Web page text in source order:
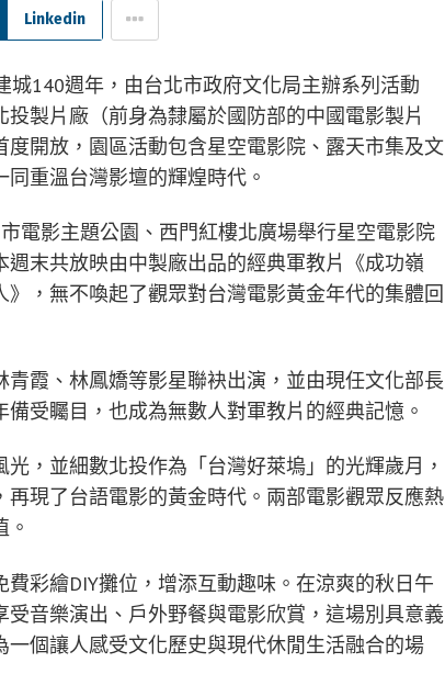
Linkedin
140週年，由台北市政府文化局主辦系列活動
製片廠（前身為隸屬於國防部的中國電影製片
開放，園區活動包含星空電影院、露天市集及文
重溫台灣影壇的輝煌時代。
電影主題公園、西門紅樓北廣場舉行星空電影院
末共放映由中製廠出品的經典軍教片《成功嶺
，無不喚起了觀眾對台灣電影黃金年代的集體回
霞、林鳳嬌等影星聯袂出演，並由現任文化部長
受矚目，也成為無數人對軍教片的經典記憶。
，並細數北投作為「台灣好萊塢」的光輝歲月，
現了台語電影的黃金時代。兩部電影觀眾反應熱
彩繪DIY攤位，增添互動趣味。在涼爽的秋日午
音樂演出、戶外野餐與電影欣賞，這場別具意義
個讓人感受文化歷史與現代休閒生活融合的場